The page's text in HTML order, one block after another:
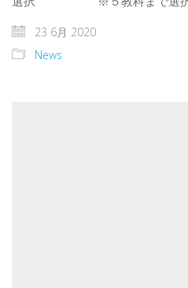
23 6月 2020
News